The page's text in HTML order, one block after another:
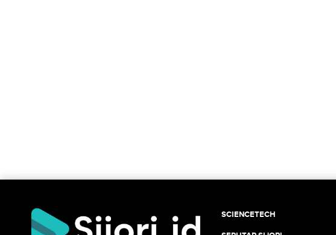
SCIENCETECH